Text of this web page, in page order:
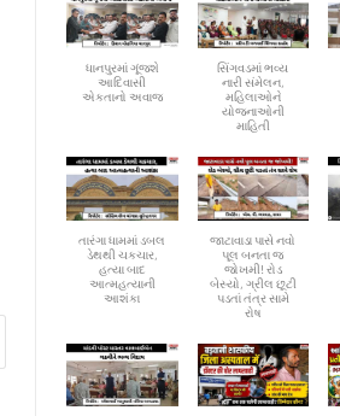
ધાનપુરમાં ગૂંજશે
આદિવાસી
એકતાનો અવાજ
સિંગવડમાં ભવ્ય
નારી સંમેલન,
મહિલાઓને
યોજનાઓની
માહિતી
તારંગા ધામમાં ડબલ
ડેથથી ચકચાર,
હત્યા બાદ
આત્મહત્યાની
આશંકા
જાટાવાડા પાસે નવો
પૂલ બનતા જ
જોખમી! રોડ
બેસ્યો, ગ્રીલ છૂટી
પડતાં તંત્ર સામે
રોષ